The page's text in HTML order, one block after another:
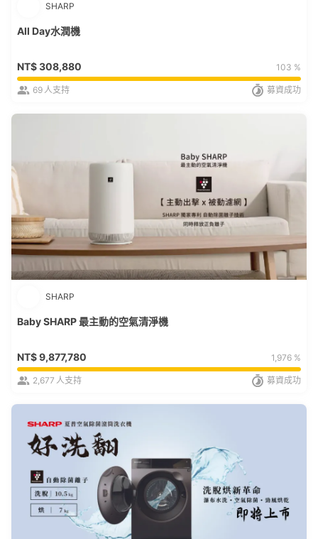
SHARP
All Day水潤機
NT$308,880 103 %
69 人支持 募資成功
SHARP
Baby SHARP 最主動的空氣清淨機
NT$9,877,780 1,976 %
2,677 人支持 募資成功